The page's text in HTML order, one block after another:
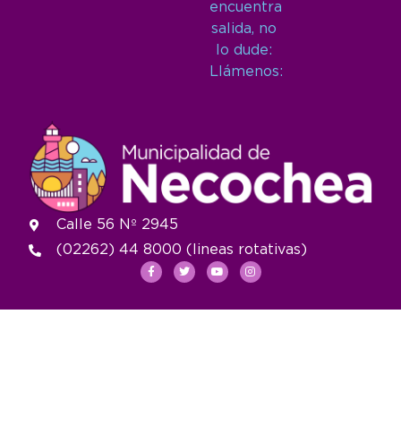
encuentra
salida, no
lo dude:
Llámenos:
Calle 56 Nº 2945
(02262) 44 8000 (lineas rotativas)